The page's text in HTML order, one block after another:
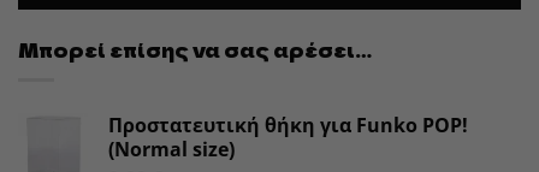
Μπορεί επίσης να σας αρέσει…
Προστατευτική θήκη για Funko POP!
(Normal size)